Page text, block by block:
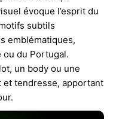
évoque l’esprit du
subtils
emblématiques,
ou du Portugal.
un body ou une
tendresse, apportant